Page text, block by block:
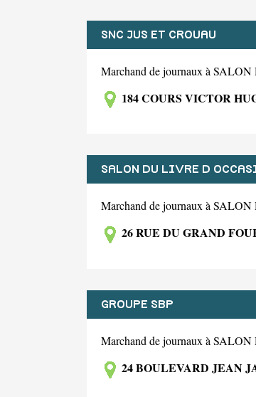
SNC JUS ET CROUAU
Marchand de journaux à
184 COURS VICTOR
SALON DU LIVRE D
Marchand de journaux à
26 RUE DU GRAND
GROUPE SBP
Marchand de journaux à
24 BOULEVARD JEAN